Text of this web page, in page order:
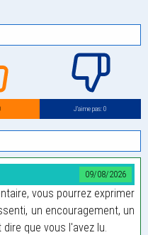
J’aime pas: 0
09/08/2026
vous pourrez exprimer
un encouragement, un
que vous l'avez lu.